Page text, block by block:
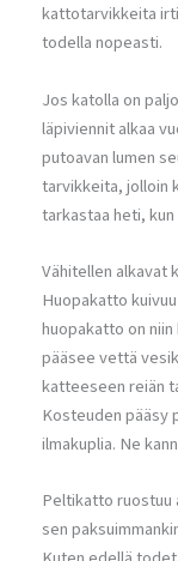
kattotarvikkeita
todella nopeasti.
Jos katolla on
läpiviennit alkaa
putoavan lumen
tarvikkeita, jolloin
tarkastaa heti,
Vähitellen alkavat
Huopakatto
huopakatto on
pääsee vettä
katteeseen reiän
Kosteuden pääsy
ilmakuplia. Ne
Peltikatto ruostuu
sen